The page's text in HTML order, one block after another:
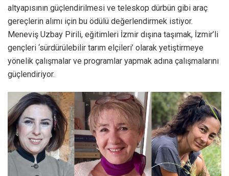
altyapısının güçlendirilmesi ve teleskop dürbün gibi araç
gereçlerin alımı için bu ödülü değerlendirmek istiyor.
Meneviş Uzbay Pirili, eğitimleri İzmir dışına taşımak, İzmir’li
gençleri ‘sürdürülebilir tarım elçileri’ olarak yetiştirmeye
yönelik çalışmalar ve programlar yapmak adına çalışmalarını
güçlendiriyor.